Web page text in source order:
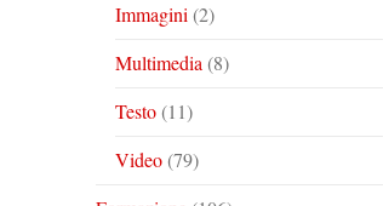
Immagini (2)
Multimedia (8)
Testo(11)
Video(79)